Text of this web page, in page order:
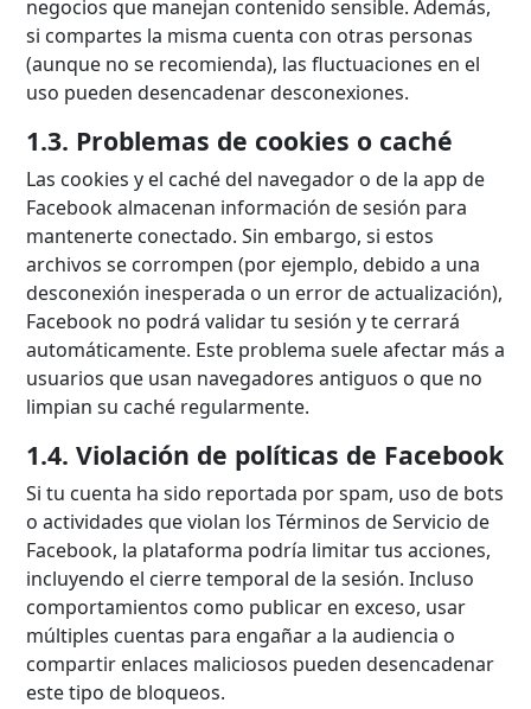
negocios que manejan contenido sensible. Además,
si compartes la misma cuenta con otras personas
(aunque no se recomienda), las fluctuaciones en el
uso pueden desencadenar desconexiones.
1.3. Problemas de cookies o caché
Las cookies y el caché del navegador o de la app de
Facebook almacenan información de sesión para
mantenerte conectado. Sin embargo, si estos
archivos se corrompen (por ejemplo, debido a una
desconexión inesperada o un error de actualización),
Facebook no podrá validar tu sesión y te cerrará
automáticamente. Este problema suele afectar más a
usuarios que usan navegadores antiguos o que no
limpian su caché regularmente.
1.4. Violación de políticas de Facebook
Si tu cuenta ha sido reportada por spam, uso de bots
o actividades que violan los Términos de Servicio de
Facebook, la plataforma podría limitar tus acciones,
incluyendo el cierre temporal de la sesión. Incluso
comportamientos como publicar en exceso, usar
múltiples cuentas para engañar a la audiencia o
compartir enlaces maliciosos pueden desencadenar
este tipo de bloqueos.